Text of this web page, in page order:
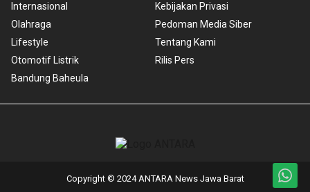
Internasional
Olahraga
Lifestyle
Otomotif Listrik
Bandung Baheula
Kebijakan Privasi
Pedoman Media Siber
Tentang Kami
Rilis Pers
Copyright © 2024 ANTARA News Jawa Barat